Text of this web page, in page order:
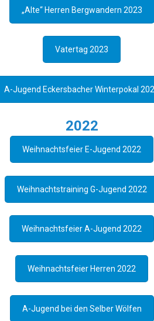
„Alte“ Herren Bergwandern 2023
Vatertag 2023
A-Jugend Eckersbacher Winterpokal
2022
Weihnachtsfeier E-Jugend 2022
Weihnachtstraining G-Jugend 2022
Weihnachtsfeier A-Jugend 2022
Weihnachtsfeier Herren 2022
A-Jugend bei den Selber Wölfen